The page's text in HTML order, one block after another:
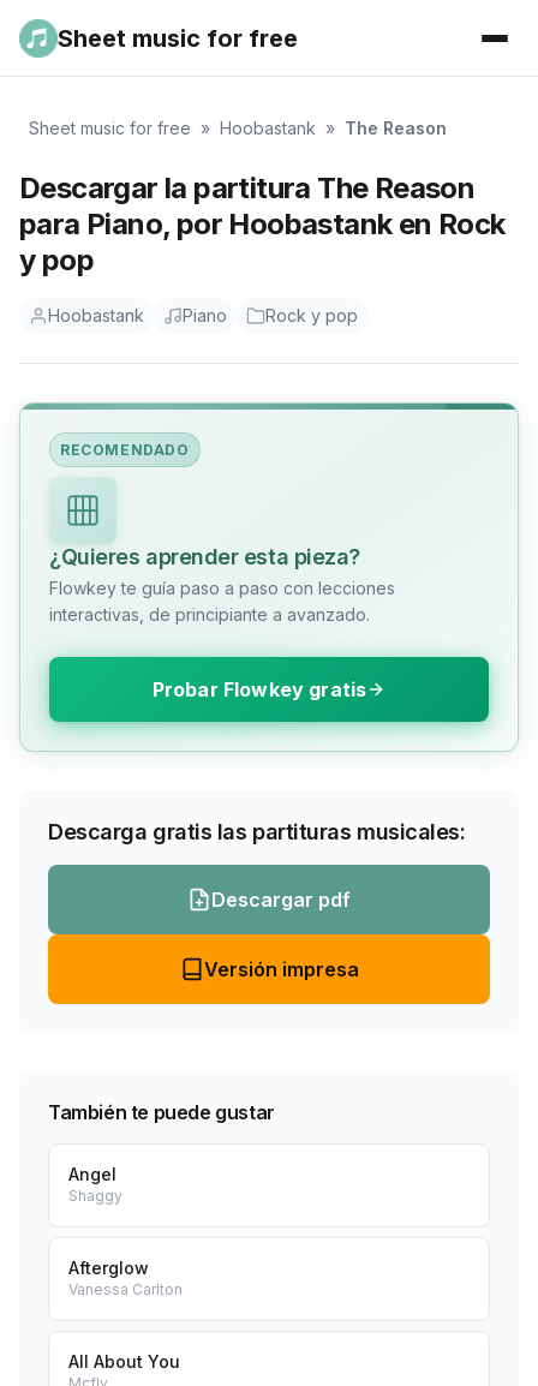
Sheet music for free
Sheet music for free » Hoobastank » The Reason
Descargar la partitura The Reason
para Piano, por Hoobastank en Rock
y pop
Hoobastank Piano Rock y pop
RECOMENDADO
¿Quieres aprender esta pieza?
Flowkey te guía paso a paso con lecciones
interactivas, de principiante a avanzado.
Probar Flowkey gratis
Descarga gratis las partituras musicales:
Descargar pdf
Versión impresa
También te puede gustar
Angel
Shaggy
Afterglow
Vanessa Carlton
All About You